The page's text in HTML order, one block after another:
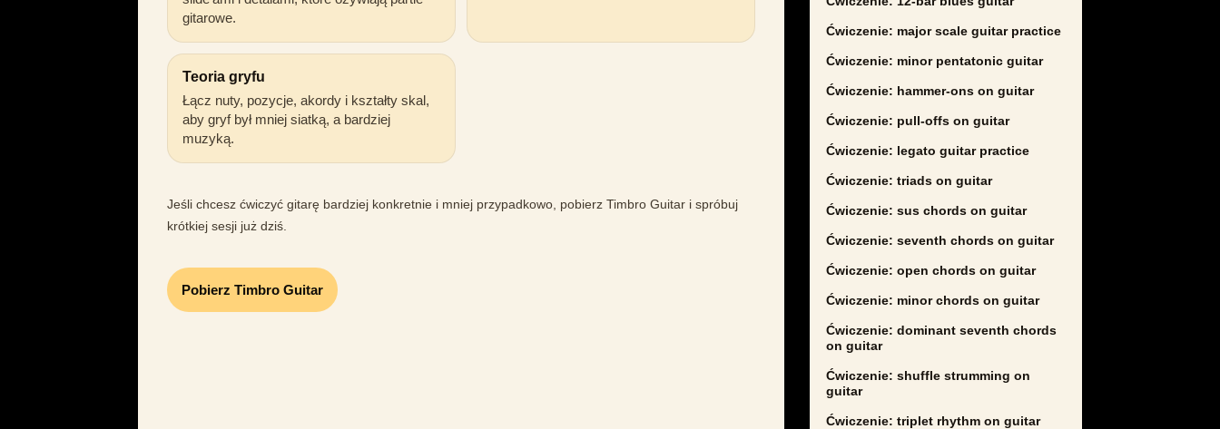
gitarowe.
Teoria gryfu
Łącz nuty, pozycje, akordy i kształty skal,
aby gryf był mniej siatką, a bardziej
muzyką.
Jeśli chcesz ćwiczyć gitarę bardziej konkretnie i mniej przypadkowo, pobierz Timbro Guitar i spróbuj
krótkiej sesji już dziś.
Pobierz Timbro Guitar
Ćwiczenie: major scale guitar practice
Ćwiczenie: minor pentatonic guitar
Ćwiczenie: hammer-ons on guitar
Ćwiczenie: pull-offs on guitar
Ćwiczenie: legato guitar practice
Ćwiczenie: triads on guitar
Ćwiczenie: sus chords on guitar
Ćwiczenie: seventh chords on guitar
Ćwiczenie: open chords on guitar
Ćwiczenie: minor chords on guitar
Ćwiczenie: dominant seventh chords
on guitar
Ćwiczenie: shuffle strumming on
guitar
Ćwiczenie: triplet rhythm on guitar